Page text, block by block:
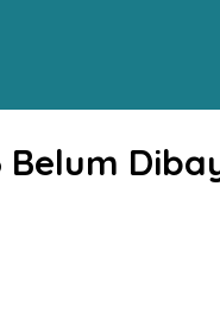
Belum